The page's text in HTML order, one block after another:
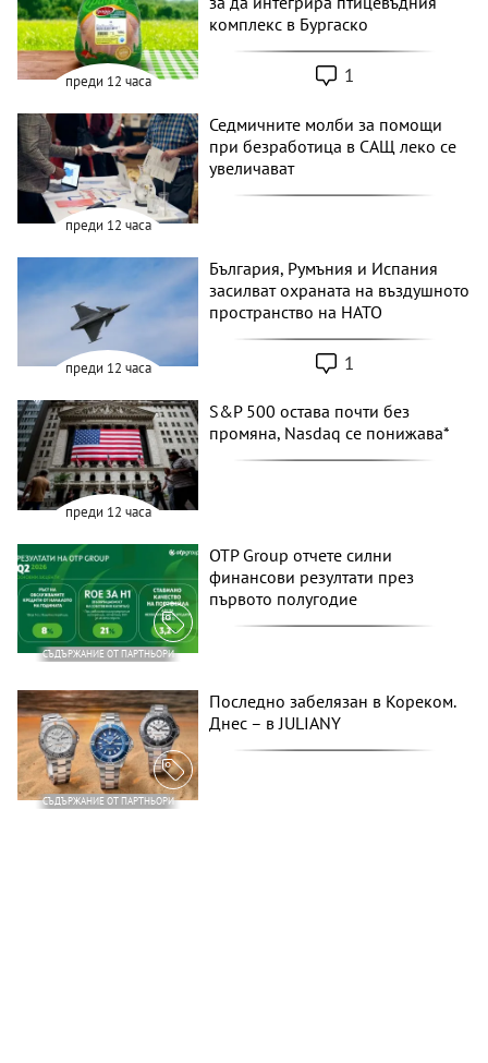
преди 12 часа
комплекс в Бургаско
1
преди 12 часа
Седмичните молби за помощи
при безработица в САЩ леко се
увеличават
преди 12 часа
България, Румъния и Испания
засилват охраната на въздушното
пространство на НАТО
1
преди 12 часа
S&P 500 остава почти без
промяна, Nasdaq се понижава*
СЪДЪРЖАНИЕ ОТ ПАРТНЬОРИ
OTP Group отчете силни
финансови резултати през
първото полугодие
СЪДЪРЖАНИЕ ОТ ПАРТНЬОРИ
Последно забелязан в Кореком.
Днес – в JULIANY